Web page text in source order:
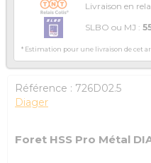
Livraison en
SLBO ou MJ :
* Estimation pour une livraison de cet
Référence : 726D02.5
Diager
Foret HSS Pro Métal